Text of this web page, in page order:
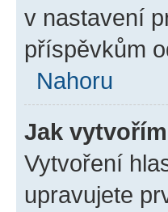
v nastavení
příspěvkům
Nahoru
Jak
Vytvoření
upravujete